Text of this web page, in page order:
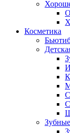
Косметика